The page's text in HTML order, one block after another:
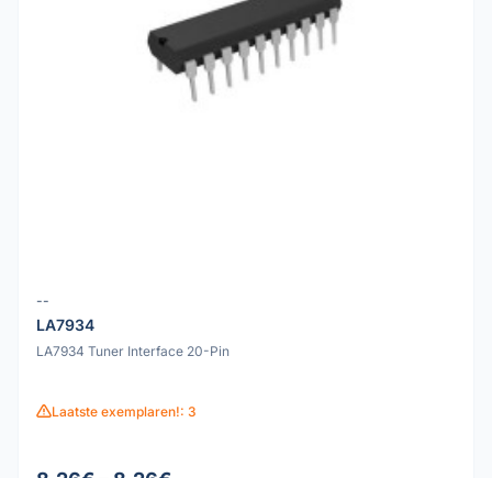
--
LA7934
LA7934 Tuner Interface 20-Pin
Laatste exemplaren!: 3